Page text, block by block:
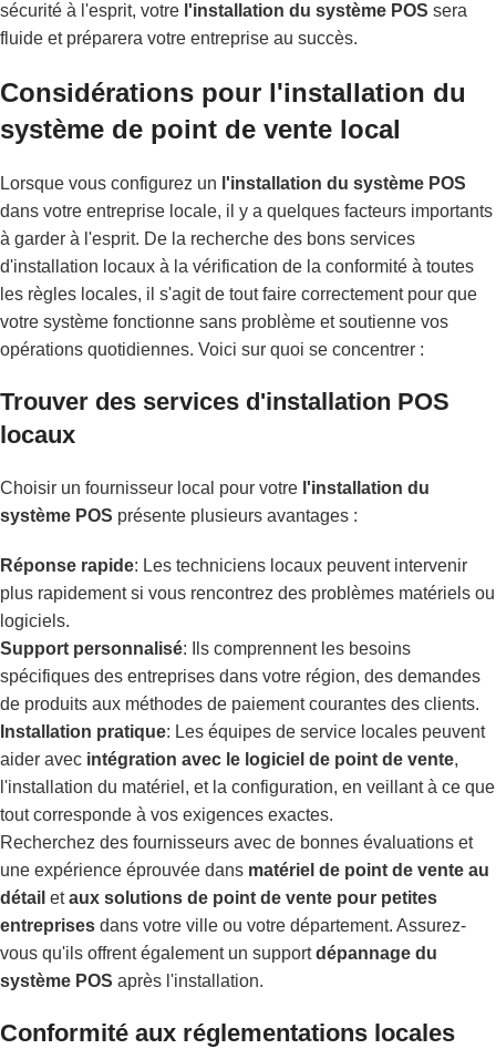
sécurité à l'esprit, votre l'installation du système POS sera
fluide et préparera votre entreprise au succès.
Considérations pour l'installation du
système de point de vente local
Lorsque vous configurez un l'installation du système POS
dans votre entreprise locale, il y a quelques facteurs importants
à garder à l'esprit. De la recherche des bons services
d'installation locaux à la vérification de la conformité à toutes
les règles locales, il s'agit de tout faire correctement pour que
votre système fonctionne sans problème et soutienne vos
opérations quotidiennes. Voici sur quoi se concentrer :
Trouver des services d'installation POS
locaux
Choisir un fournisseur local pour votre l'installation du
système POS présente plusieurs avantages :
Réponse rapide: Les techniciens locaux peuvent intervenir
plus rapidement si vous rencontrez des problèmes matériels ou
logiciels.
Support personnalisé: Ils comprennent les besoins
spécifiques des entreprises dans votre région, des demandes
de produits aux méthodes de paiement courantes des clients.
Installation pratique: Les équipes de service locales peuvent
aider avec intégration avec le logiciel de point de vente,
l'installation du matériel, et la configuration, en veillant à ce que
tout corresponde à vos exigences exactes.
Recherchez des fournisseurs avec de bonnes évaluations et
une expérience éprouvée dans matériel de point de vente au
détail etaux solutions de point de vente pour petites
entreprises dans votre ville ou votre département. Assurez-
vous qu'ils offrent également un supportdépannage du
système POS après l'installation.
Conformité aux réglementations locales